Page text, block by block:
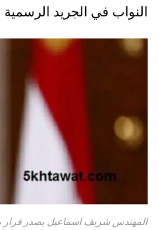
النواب في الجريد
المهندس شريف اسماعيل يصدر قرار بدل الائمة